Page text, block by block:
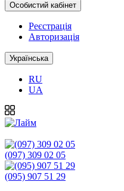
Особистий кабінет
Реєстрація
Авторизація
Українська
RU
UA
(097) 309 02 05
(095) 907 51 29